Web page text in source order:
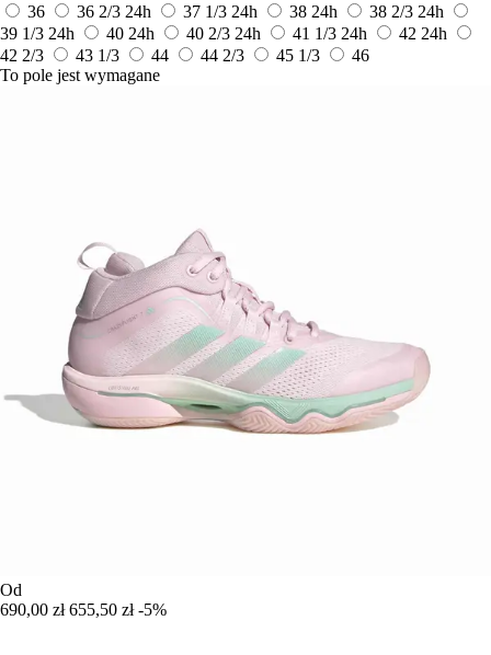
36
36 2/3 24h 37 1/3 24h 38 24h 38 2/3 24h
39 1/3 24h 40 24h 40 2/3 24h 41 1/3 24h 42 24h
42 2/3
43 1/3 44 44 2/3 45 1/3
46
To pole jest wymagane
Od
690,00 zł 655,50 zł -5%